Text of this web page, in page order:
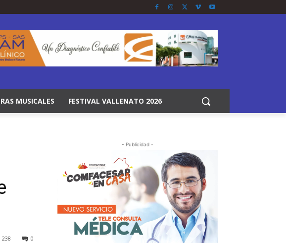
MUSICALES FESTIVAL VALLENATO 2026
0
238
- Publicidad -